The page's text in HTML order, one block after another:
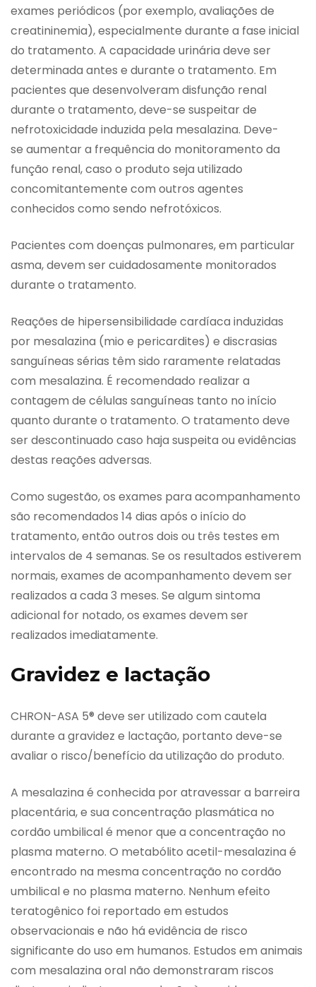
exames periódicos (por exemplo, avaliações de
creatininemia), especialmente durante a fase inicial
do tratamento. A capacidade urinária deve ser
determinada antes e durante o tratamento. Em
pacientes que desenvolveram disfunção renal
durante o tratamento, deve-se suspeitar de
nefrotoxicidade induzida pela mesalazina. Deve-
se aumentar a frequência do monitoramento da
função renal, caso o produto seja utilizado
concomitantemente com outros agentes
conhecidos como sendo nefrotóxicos.
Pacientes com doenças pulmonares, em particular
asma, devem ser cuidadosamente monitorados
durante o tratamento.
Reações de hipersensibilidade cardíaca induzidas
por mesalazina (mio e pericardites) e discrasias
sanguíneas sérias têm sido raramente relatadas
com mesalazina. É recomendado realizar a
contagem de células sanguíneas tanto no início
quanto durante o tratamento. O tratamento deve
ser descontinuado caso haja suspeita ou evidências
destas reações adversas.
Como sugestão, os exames para acompanhamento
são recomendados 14 dias após o início do
tratamento, então outros dois ou três testes em
intervalos de 4 semanas. Se os resultados estiverem
normais, exames de acompanhamento devem ser
realizados a cada 3 meses. Se algum sintoma
adicional for notado, os exames devem ser
realizados imediatamente.
Gravidez e lactação
CHRON-ASA 5® deve ser utilizado com cautela
durante a gravidez e lactação, portanto deve-se
avaliar o risco/benefício da utilização do produto.
A mesalazina é conhecida por atravessar a barreira
placentária, e sua concentração plasmática no
cordão umbilical é menor que a concentração no
plasma materno. O metabólito acetil-mesalazina é
encontrado na mesma concentração no cordão
umbilical e no plasma materno. Nenhum efeito
teratogênico foi reportado em estudos
observacionais e não há evidência de risco
significante do uso em humanos. Estudos em animais
com mesalazina oral não demonstraram riscos